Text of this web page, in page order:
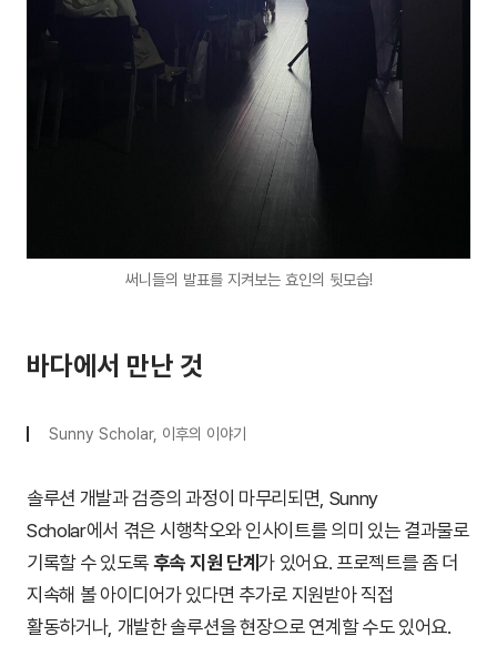
써니들의 발표를 지켜보는 효인의 뒷모습!
바다에서 만난 것
Sunny Scholar, 이후의 이야기
솔루션 개발과 검증의 과정이 마무리되면, Sunny
Scholar에서 겪은 시행착오와 인사이트를 의미 있는 결과물로
기록할 수 있도록후속 지원 단계가 있어요. 프로젝트를 좀 더
지속해 볼 아이디어가 있다면 추가로 지원받아 직접
활동하거나, 개발한 솔루션을 현장으로 연계할 수도 있어요.